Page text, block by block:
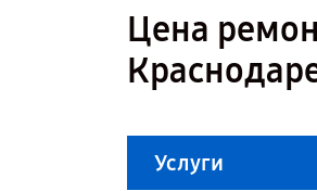
Цена
Услуги